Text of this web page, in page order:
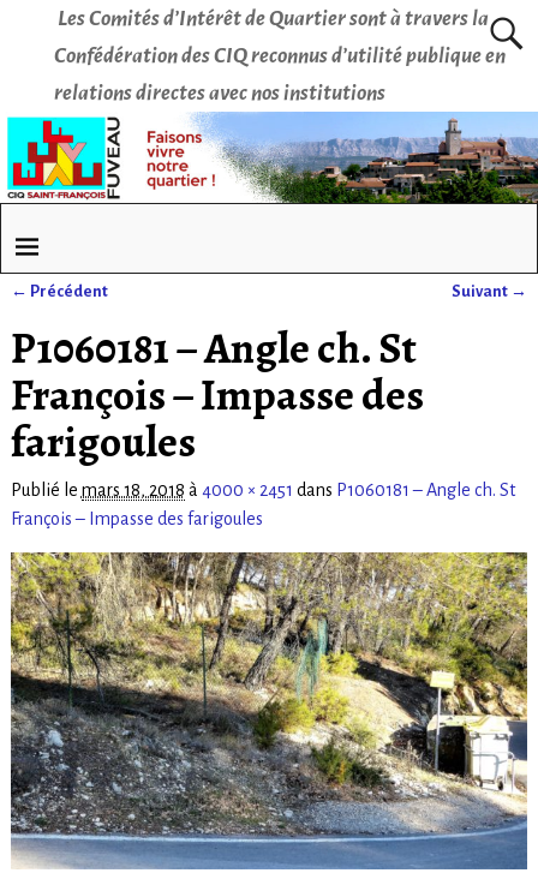
Les Comités d’Intérêt de Quartier sont à travers la
Confédération des CIQ reconnus d’utilité publique en
relations directes avec nos institutions
← Précédent Suivant →
P1060181 – Angle ch. St
François – Impasse des
farigoules
Publié le mars 18, 2018 à 4000 × 2451 dans P1060181 – Angle ch. St
François – Impasse des farigoules